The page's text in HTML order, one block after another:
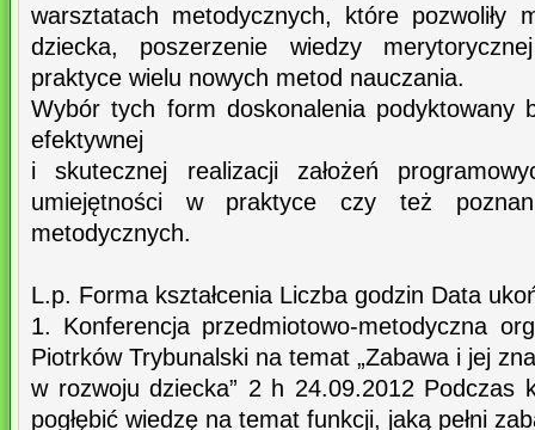
warsztatach metodycznych, które pozwoliły
dziecka, poszerzenie wiedzy
praktyce wielu nowych metod nauczania.
Wybór tych form doskonalenia podyktowany
efektywnej
i skutecznej realizacji założeń
umiejętności w praktyce czy też
metodycznych.
L.p. Forma kształcenia Liczba godzin Data
1. Konferencja przedmiotowo-metodyczna
Piotrków Trybunalski na temat „Zabawa i jej
w rozwoju dziecka” 2 h 24.09.2012 Podczas
pogłębić wiedzę na temat funkcji, jaką pełni